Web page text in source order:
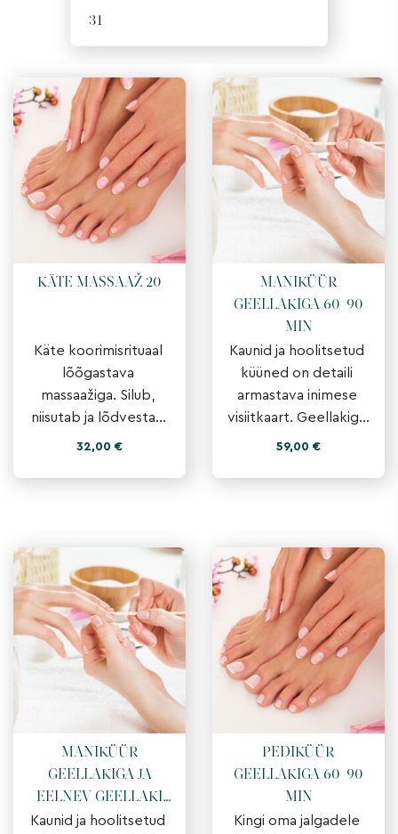
31
KÄTE MASSAAŽ 20
Käte koorimisrituaal
lõõgastava
massaažiga. Silub,
niisutab ja lõdvestab
käsi, küüsi ning teeb
32,00 €
MANIKÜÜR
GEELLAKIGA 60-90
MIN
Kaunid ja hoolitsetud
küüned on detaili
armastava inimese
visiitkaart. Geellakiga
maniküür annab
59,00 €
MANIKÜÜR
GEELLAKIGA JA
EELNEV GEELLAKI
EEMALDAMINE 90
Kaunid ja hoolitsetud
PEDIKÜÜR
GEELLAKIGA 60-90
MIN
Kingi oma jalgadele